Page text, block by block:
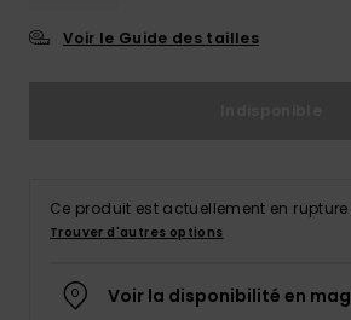
Voir le Guide des tailles
Ce produit est actuellement en
Trouver d'autres options
Voir la disponibilité en